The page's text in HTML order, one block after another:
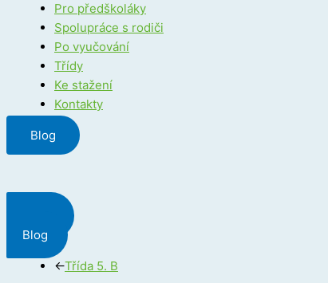
Pro předškoláky
Spolupráce s rodiči
Po vyučování
Třídy
Ke stažení
Kontakty
Blog
Blog
←Třída 5. B